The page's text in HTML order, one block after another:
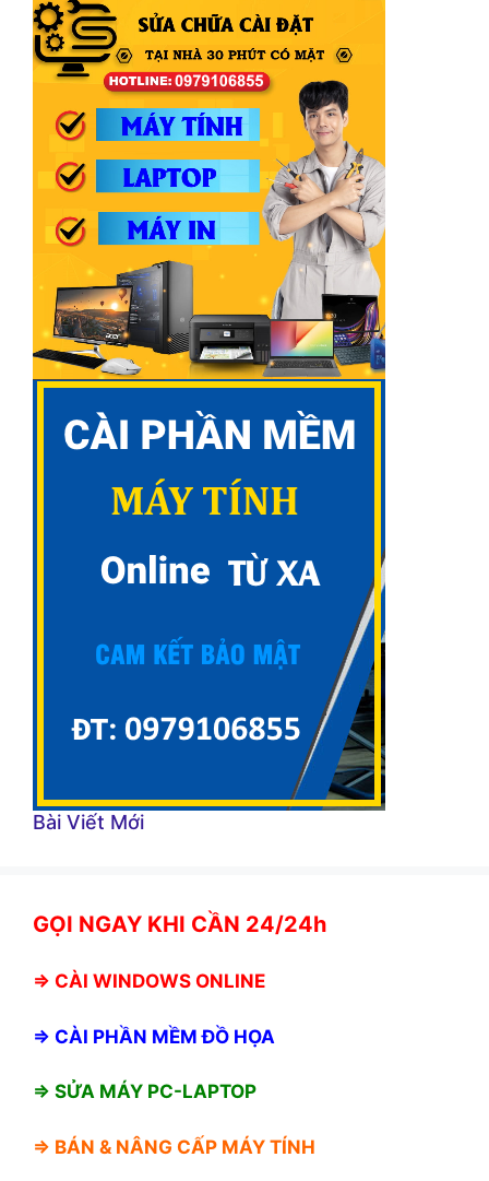
Bài Viết Mới
GỌI NGAY KHI CẦN 24/24h
⇒ CÀI WINDOWS ONLINE
⇒ CÀI PHẦN MỀM ĐỒ HỌA
⇒ SỬA MÁY PC-LAPTOP
⇒ BÁN & NÂNG CẤP MÁY TÍNH